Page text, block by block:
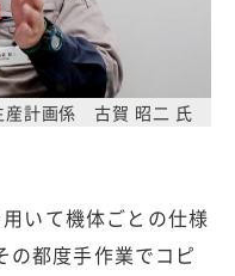
産計画係 古賀 昭二 氏
いて機体ごとの仕様
の都度手作業でコピ